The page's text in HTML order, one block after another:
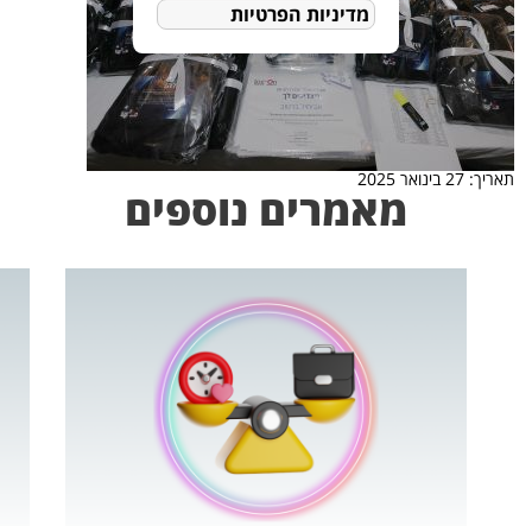
תאריך: 27 בינואר 2025
מאמרים נוספים
מדיניות הפרטיות